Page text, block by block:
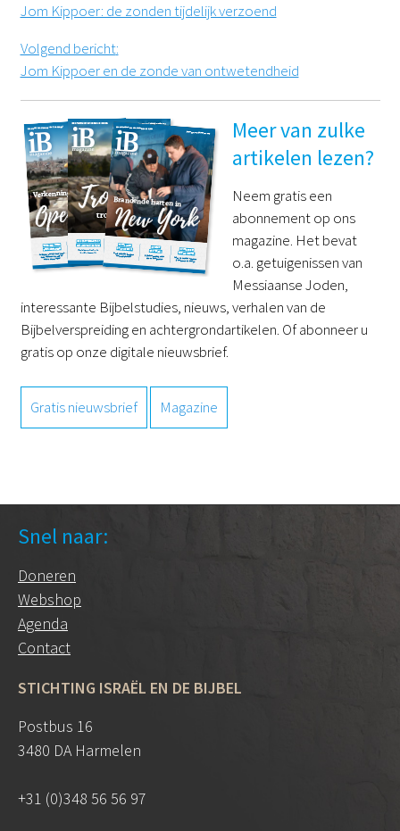
Jom Kippoer: de zonden tijdelijk verzoend
Volgend bericht:
Jom Kippoer en de zonde van ontwetendheid
Meer van zulke
artikelen lezen?
Neem gratis een
abonnement op ons
magazine. Het bevat
o.a. getuigenissen van
Messiaanse Joden,
interessante Bijbelstudies, nieuws, verhalen van de
Bijbelverspreiding en achtergrondartikelen. Of abonneer u
gratis op onze digitale nieuwsbrief.
Gratis nieuwsbrief Magazine
Snel naar:
Doneren
Webshop
Agenda
Contact
STICHTING ISRAËL EN DE BIJBEL
Postbus 16
3480 DA Harmelen
+31 (0)348 56 56 97